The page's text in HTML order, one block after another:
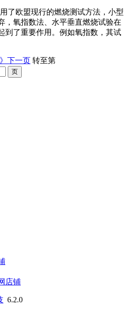
了欧盟现行的燃烧测试方法，小型
， 氧指数法 、水平垂直燃烧试验在
到了重要作用。例如氧指数，其试
下一页 转至第
店铺
6.2.0